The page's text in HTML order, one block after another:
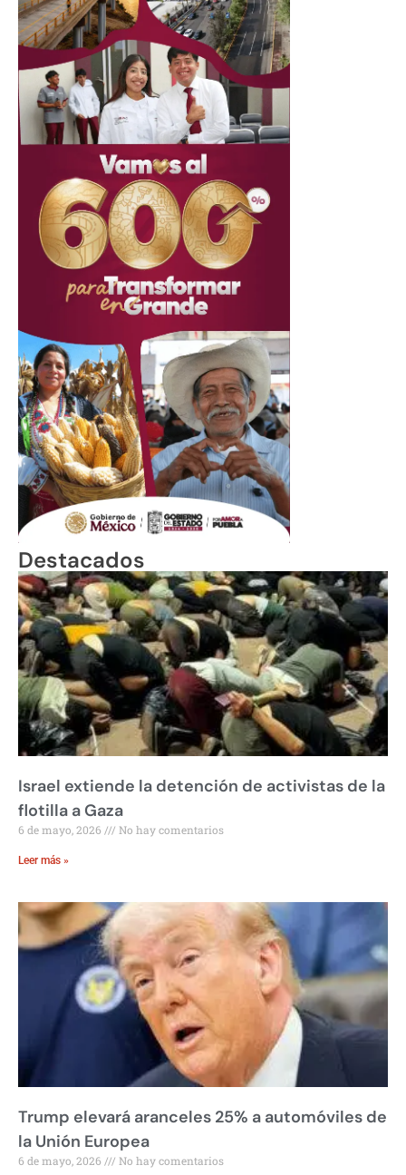
Destacados
Israel extiende la detención de activistas de la
flotilla a Gaza
6 de mayo, 2026 No hay comentarios
Leer más »
Trump elevará aranceles 25% a automóviles de
la Unión Europea
6 de mayo, 2026 No hay comentarios